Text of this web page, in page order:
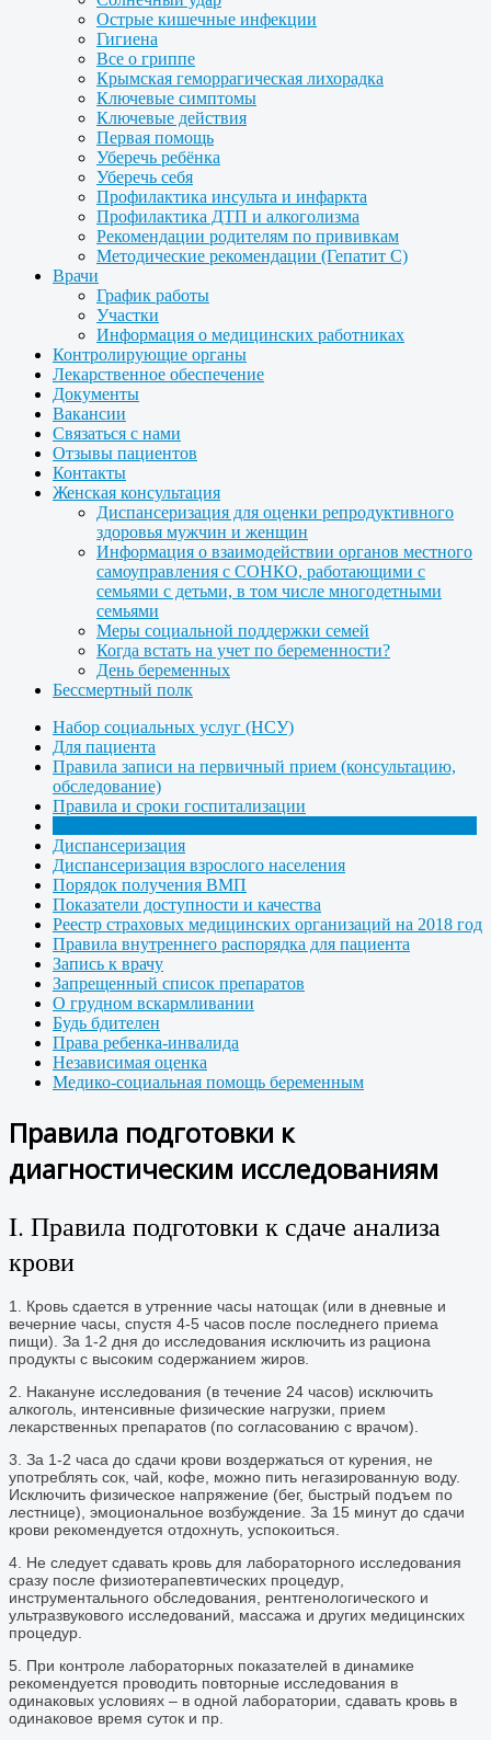
Острые кишечные инфекции
Гигиена
Все о гриппе
Крымская геморрагическая лихорадка
Ключевые симптомы
Ключевые действия
Первая помощь
Уберечь ребёнка
Уберечь себя
Профилактика инсульта и инфаркта
Профилактика ДТП и алкоголизма
Рекомендации родителям по прививкам
Методические рекомендации (Гепатит С)
Врачи
График работы
Участки
Информация о медицинских работниках
Контролирующие органы
Лекарственное обеспечение
Документы
Вакансии
Связаться с нами
Отзывы пациентов
Контакты
Женская консультация
Диспансеризация для оценки репродуктивного
здоровья мужчин и женщин
Информация о взаимодействии органов местного
самоуправления с СОНКО, работающими с
семьями с детьми, в том числе многодетными
семьями
Меры социальной поддержки семей
Когда встать на учет по беременности?
День беременных
Бессмертный полк
Набор социальных услуг (НСУ)
Для пациента
Правила записи на первичный прием (консультацию,
обследование)
Правила и сроки госпитализации
Диспансеризация
Диспансеризация взрослого населения
Порядок получения ВМП
Показатели доступности и качества
Реестр страховых медицинских организаций на 2018 год
Правила внутреннего распорядка для пациента
Запись к врачу
Запрещенный список препаратов
О грудном вскармливании
Будь бдителен
Права ребенка-инвалида
Независимая оценка
Медико-социальная помощь беременным
Правила подготовки к
диагностическим исследованиям
I. Правила подготовки к сдаче анализа
крови
1. Кровь сдается в утренние часы натощак (или в дневные и
вечерние часы, спустя 4-5 часов после последнего приема
пищи). За 1-2 дня до исследования исключить из рациона
продукты с высоким содержанием жиров.
2. Накануне исследования (в течение 24 часов) исключить
алкоголь, интенсивные физические нагрузки, прием
лекарственных препаратов (по согласованию с врачом).
3. За 1-2 часа до сдачи крови воздержаться от курения, не
употреблять сок, чай, кофе, можно пить негазированную воду.
Исключить физическое напряжение (бег, быстрый подъем по
лестнице), эмоциональное возбуждение. За 15 минут до сдачи
крови рекомендуется отдохнуть, успокоиться.
4. Не следует сдавать кровь для лабораторного исследования
сразу после физиотерапевтических процедур,
инструментального обследования, рентгенологического и
ультразвукового исследований, массажа и других медицинских
процедур.
5. При контроле лабораторных показателей в динамике
рекомендуется проводить повторные исследования в
одинаковых условиях – в одной лаборатории, сдавать кровь в
одинаковое время суток и пр.